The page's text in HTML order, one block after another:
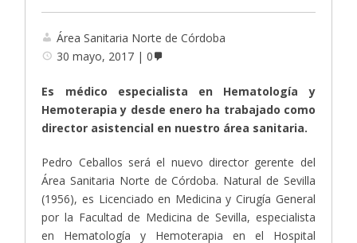
Área Sanitaria Norte de Córdoba
30 mayo, 2017
0
Es médico especialista en Hematología y
Hemoterapia y desde enero ha trabajado como
director asistencial en nuestro área sanitaria.
Pedro Ceballos será el nuevo director gerente del
Área Sanitaria Norte de Córdoba. Natural de Sevilla
(1956), es Licenciado en Medicina y Cirugía General
por la Facultad de Medicina de Sevilla, especialista
en Hematología y Hemoterapia en el Hospital